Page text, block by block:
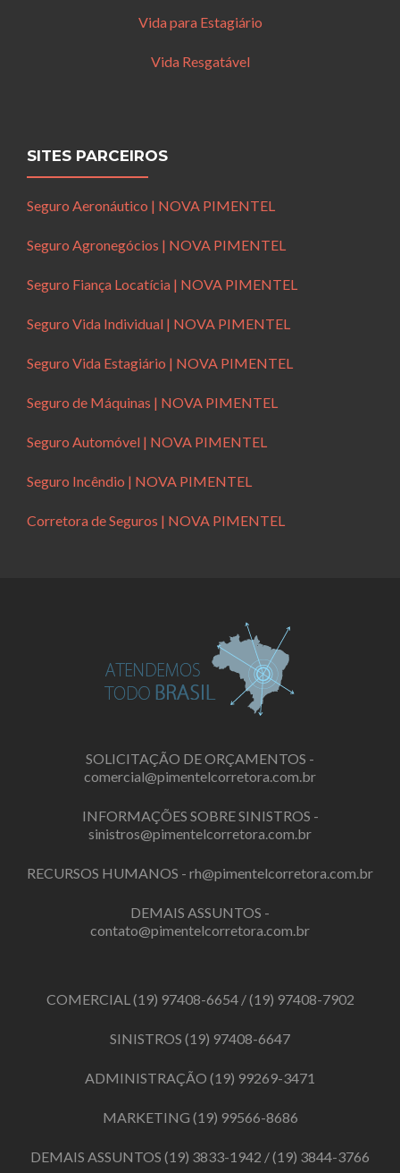
Vida para Estagiário
Vida Resgatável
SITES PARCEIROS
Seguro Aeronáutico | NOVA PIMENTEL
Seguro Agronegócios | NOVA PIMENTEL
Seguro Fiança Locatícia | NOVA PIMENTEL
Seguro Vida Individual | NOVA PIMENTEL
Seguro Vida Estagiário | NOVA PIMENTEL
Seguro de Máquinas | NOVA PIMENTEL
Seguro Automóvel | NOVA PIMENTEL
Seguro Incêndio | NOVA PIMENTEL
Corretora de Seguros | NOVA PIMENTEL
SOLICITAÇÃO DE ORÇAMENTOS -
comercial@pimentelcorretora.com.br
INFORMAÇÕES SOBRE SINISTROS -
sinistros@pimentelcorretora.com.br
RECURSOS HUMANOS - rh@pimentelcorretora.com.br
DEMAIS ASSUNTOS -
contato@pimentelcorretora.com.br
COMERCIAL(19) 97408-6654/(19) 97408-7902
SINISTROS (19) 97408-6647
ADMINISTRAÇÃO (19) 99269-3471
MARKETING (19) 99566-8686
DEMAIS ASSUNTOS (19) 3833-1942 /(19) 3844-3766